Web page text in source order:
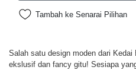
Tambah ke Senarai Pilihan
Salah satu design moden dari
ekslusif dan fancy gitu! Sesiapa